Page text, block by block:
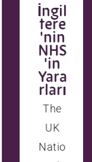
İngil
tere
'nin
NHS
'in
Yara
rları
The
UK
Natio